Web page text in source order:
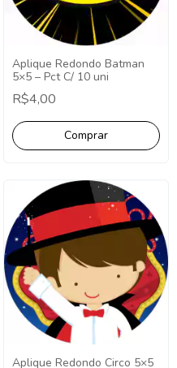
Aplique Redondo Batman
5×5 – Pct C/ 10 uni
R$4,00
Aplique Redondo Circo 5×5